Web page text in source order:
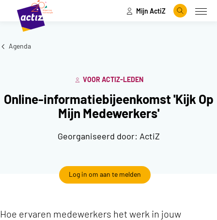
Naar hoofdinhoud
Naar menu Mijn ActiZ
Zoeken
Agenda
VOOR ACTIZ-LEDEN
Online-informatiebijeenkomst 'Kijk Op
Mijn Medewerkers'
Georganiseerd door: ActiZ
Log in om aan te melden
Hoe ervaren medewerkers het werk in jouw